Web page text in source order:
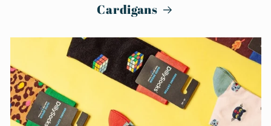
Cardigans